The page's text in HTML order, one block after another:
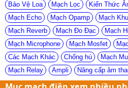
Bảo Vệ Loa Mạch Lọc
Kiến Thức
Mạch Echo
Mạch Opamp
Mạch
Mạch Reverb
Mạch Đo Đạc
Mạch
Mạch Microphone
Mạch Mosfet
Các Mạch Khác
Chống hú Mạch
Mạch Relay
Ampli Nâng cấp âm